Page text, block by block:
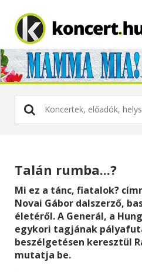
Talán rumba...?
Mi ez a tánc, fiatalok?
Novai Gábor dalszerző,
életéről. A Generál, a
egykori tagjának
beszélgetésen keresztül
mutatja be.